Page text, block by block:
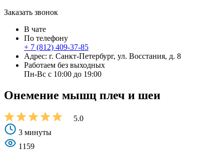
Заказать звонок
В чате
По телефону
+ 7 (812) 409-37-85
Адрес: г. Санкт-Петербург, ул. Восстания, д. 8
Работаем без выходных
Пн-Вс с 10:00 до 19:00
Онемение мышц плеч и шеи
5.0
3 минуты
1159